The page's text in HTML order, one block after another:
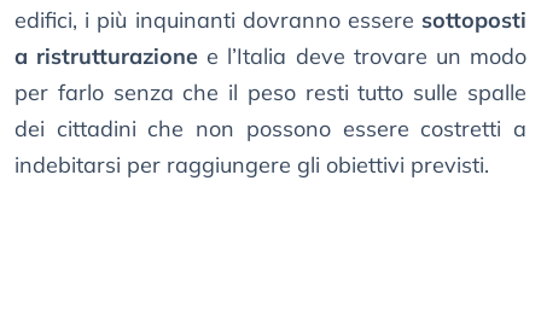
edifici, i più inquinanti dovranno essere sottoposti
a ristrutturazione e l’Italia deve trovare un modo
per farlo senza che il peso resti tutto sulle spalle
dei cittadini che non possono essere costretti a
indebitarsi per raggiungere gli obiettivi previsti.